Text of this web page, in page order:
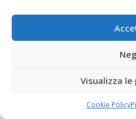
Visualizza
Cookie Policy